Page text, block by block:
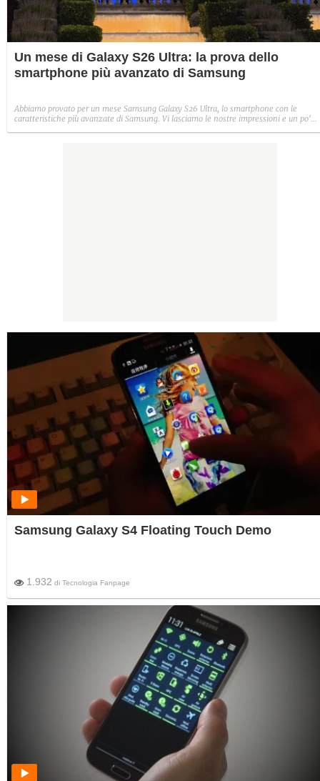
Un mese di Galaxy S26 Ultra: la prova dello
smartphone più avanzato di Samsung
Abbiamo provato per un mese Samsung Galaxy S26 Ultra, lo smartphone con le
caratteristiche più avanzate di Samsung. Vi lasciamo le nostre impressioni e un po'
Samsung Galaxy S4 Floating Touch Demo
1.932 di Tecnologia Fanpage